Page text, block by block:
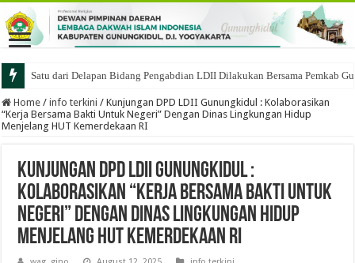
Satu dari Delapan Bidang Pengabdian LDII Dilakukan Bersama Pemkab
Home / info terkini / Kunjungan DPD LDII Gunungkidul : Kolaborasikan
“Kerja Bersama Bakti Untuk Negeri” Dengan Dinas Lingkungan Hidup
Menjelang HUT Kemerdekaan RI
Kunjungan DPD LDII Gunungkidul :
Kolaborasikan “Kerja Bersama Bakti Untuk
Negeri” Dengan Dinas Lingkungan Hidup
Menjelang HUT Kemerdekaan RI